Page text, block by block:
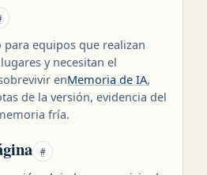
para equipos que realizan
y necesitan el
enMemoria de IA,
de la versión, evidencia del
fría.
#